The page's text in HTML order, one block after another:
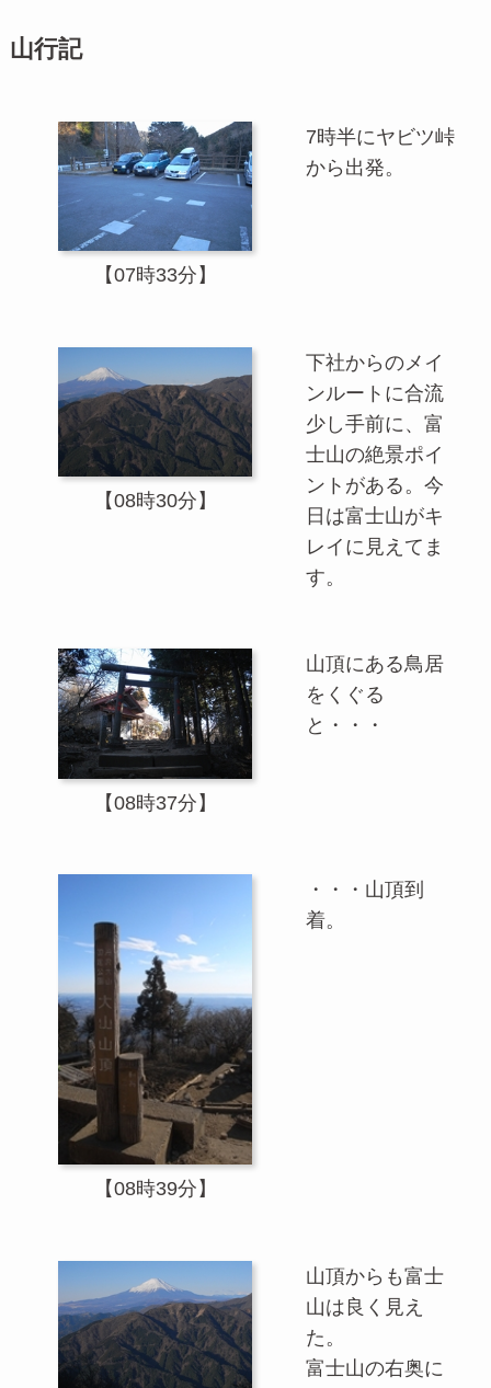
山行記
【07時33分】
7時半にヤビツ峠
から出発。
【08時30分】
下社からのメイ
ンルートに合流
少し手前に、富
士山の絶景ポイ
ントがある。今
日は富士山がキ
レイに見えてま
す。
【08時37分】
山頂にある鳥居
をくぐる
と・・・
【08時39分】
・・・山頂到
着。
山頂からも富士
山は良く見え
た。
富士山の右奥に